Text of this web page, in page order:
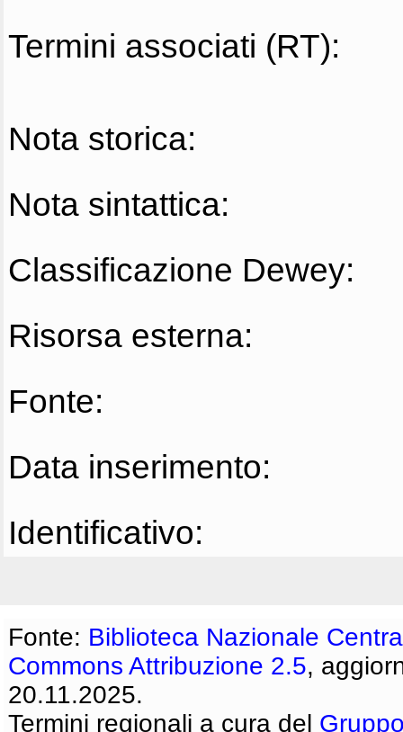
Termini associati (RT):
Nota storica:
Nota sintattica:
Classificazione Dewey:
Risorsa esterna:
Fonte:
Data inserimento:
Identificativo:
Fonte: Biblioteca Nazionale
Commons Attribuzione 2.5,
20.11.2025.
Termini regionali a cura del